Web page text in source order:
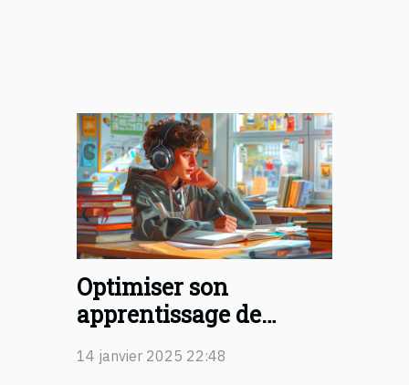
Optimiser son
apprentissage de
l'anglais avec un séjour
linguistique
14 janvier 2025 22:48